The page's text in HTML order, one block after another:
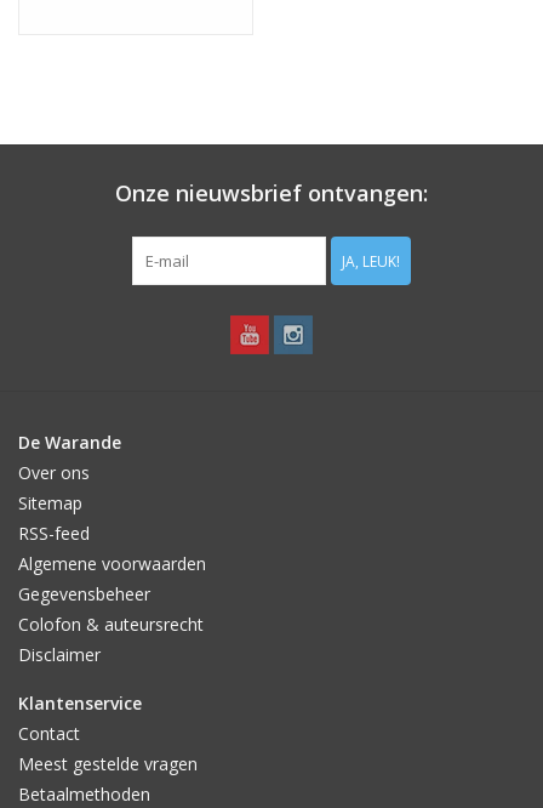
Onze nieuwsbrief ontvangen:
JA, LEUK!
De Warande
Over ons
Sitemap
RSS-feed
Algemene voorwaarden
Gegevensbeheer
Colofon & auteursrecht
Disclaimer
Klantenservice
Contact
Meest gestelde vragen
Betaalmethoden